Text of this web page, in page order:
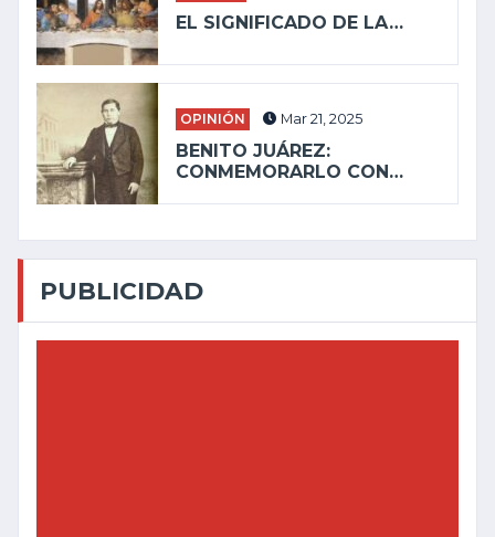
EL SIGNIFICADO DE LA…
OPINIÓN Mar 21, 2025
BENITO JUÁREZ:
CONMEMORARLO CON…
PUBLICIDAD